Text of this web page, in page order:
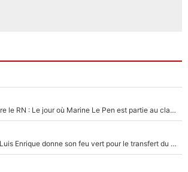
Zinedine Zidane contre le RN : Le jour où Marine Le Pen est partie au clash avec le sélectionneur de l’équipe de France
Malo Gusto au PSG : Luis Enrique donne son feu vert pour le transfert du Français qui pourrait atteindre une somme record